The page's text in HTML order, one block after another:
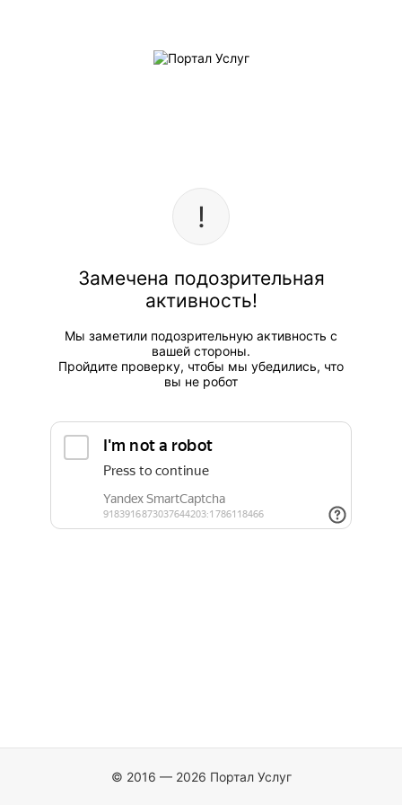
Замечена подозрительная
активность!
Мы заметили подозрительную активность с
вашей стороны.
Пройдите проверку, чтобы мы убедились, что
вы не робот
© 2016 — 2026 Портал Услуг